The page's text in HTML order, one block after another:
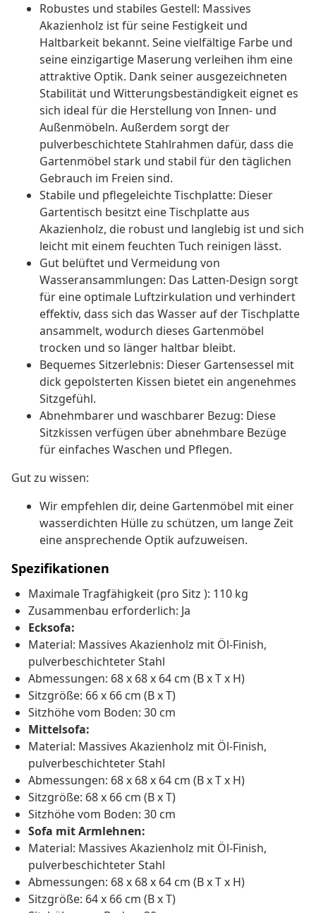
Robustes und stabiles Gestell: Massives
Akazienholz ist für seine Festigkeit und
Haltbarkeit bekannt. Seine vielfältige Farbe und
seine einzigartige Maserung verleihen ihm eine
attraktive Optik. Dank seiner ausgezeichneten
Stabilität und Witterungsbeständigkeit eignet es
sich ideal für die Herstellung von Innen- und
Außenmöbeln. Außerdem sorgt der
pulverbeschichtete Stahlrahmen dafür, dass die
Gartenmöbel stark und stabil für den täglichen
Gebrauch im Freien sind.
Stabile und pflegeleichte Tischplatte: Dieser
Gartentisch besitzt eine Tischplatte aus
Akazienholz, die robust und langlebig ist und sich
leicht mit einem feuchten Tuch reinigen lässt.
Gut belüftet und Vermeidung von
Wasseransammlungen: Das Latten-Design sorgt
für eine optimale Luftzirkulation und verhindert
effektiv, dass sich das Wasser auf der Tischplatte
ansammelt, wodurch dieses Gartenmöbel
trocken und so länger haltbar bleibt.
Bequemes Sitzerlebnis: Dieser Gartensessel mit
dick gepolsterten Kissen bietet ein angenehmes
Sitzgefühl.
Abnehmbarer und waschbarer Bezug: Diese
Sitzkissen verfügen über abnehmbare Bezüge
für einfaches Waschen und Pflegen.
Gut zu wissen:
Wir empfehlen dir, deine Gartenmöbel mit einer
wasserdichten Hülle zu schützen, um lange Zeit
eine ansprechende Optik aufzuweisen.
Spezifikationen
Maximale Tragfähigkeit (pro Sitz ): 110 kg
Zusammenbau erforderlich: Ja
Ecksofa:
Material: Massives Akazienholz mit Öl-Finish,
pulverbeschichteter Stahl
Abmessungen: 68 x 68 x 64 cm (B x T x H)
Sitzgröße: 66 x 66 cm (B x T)
Sitzhöhe vom Boden: 30 cm
Mittelsofa:
Material: Massives Akazienholz mit Öl-Finish,
pulverbeschichteter Stahl
Abmessungen: 68 x 68 x 64 cm (B x T x H)
Sitzgröße: 68 x 66 cm (B x T)
Sitzhöhe vom Boden: 30 cm
Sofa mit Armlehnen:
Material: Massives Akazienholz mit Öl-Finish,
pulverbeschichteter Stahl
Abmessungen: 68 x 68 x 64 cm (B x T x H)
Sitzgröße: 64 x 66 cm (B x T)